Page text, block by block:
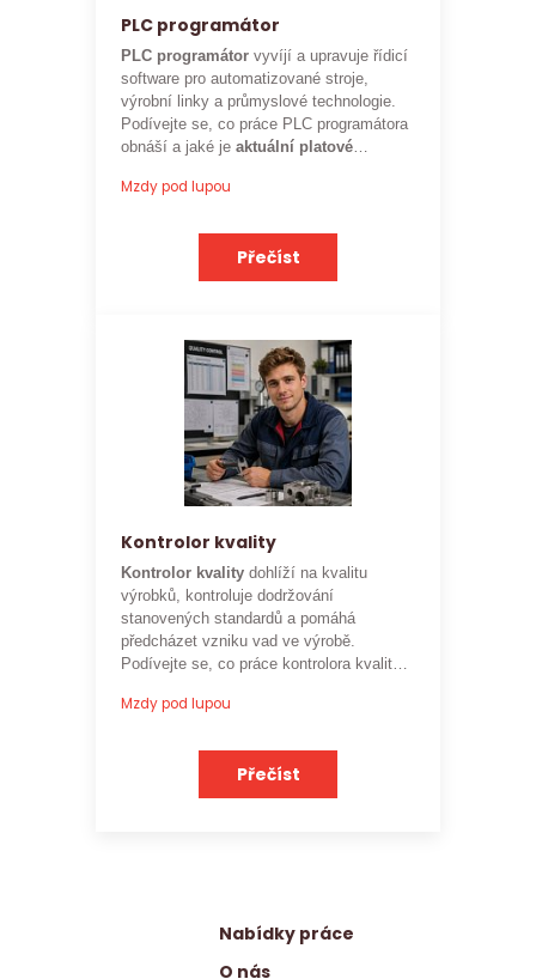
PLC programátor
PLC programátorvyvíjí a upravuje řídicí
software pro automatizované stroje,
výrobní linky a průmyslové technologie.
Podívejte se, co práce PLC programátora
obnáší a jaké jeaktuální platové
Mzdy pod lupou
Přečíst
Kontrolor kvality
Kontrolor kvalitydohlíží na kvalitu
výrobků, kontroluje dodržování
stanovených standardů a pomáhá
předcházet vzniku vad ve výrobě.
Podívejte se, co práce kontrolora kvality
ohodnocení této profese
Mzdy pod lupou
Přečíst
Nabídky práce
O nás